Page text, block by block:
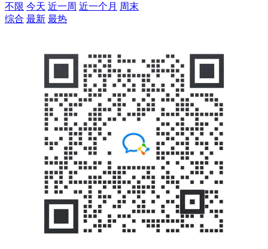
不限 今天 近一周 近一个月 周末
综合 最新 最热